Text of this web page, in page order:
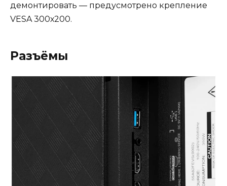
демонтировать — предусмотрено крепление
VESA 300х200.
Разъёмы